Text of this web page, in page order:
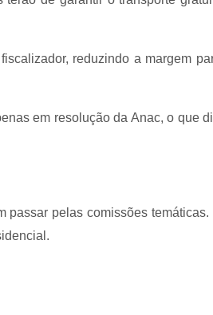
reduzindo a margem
em resolução da Anac, o que
passar pelas comissões temáticas.